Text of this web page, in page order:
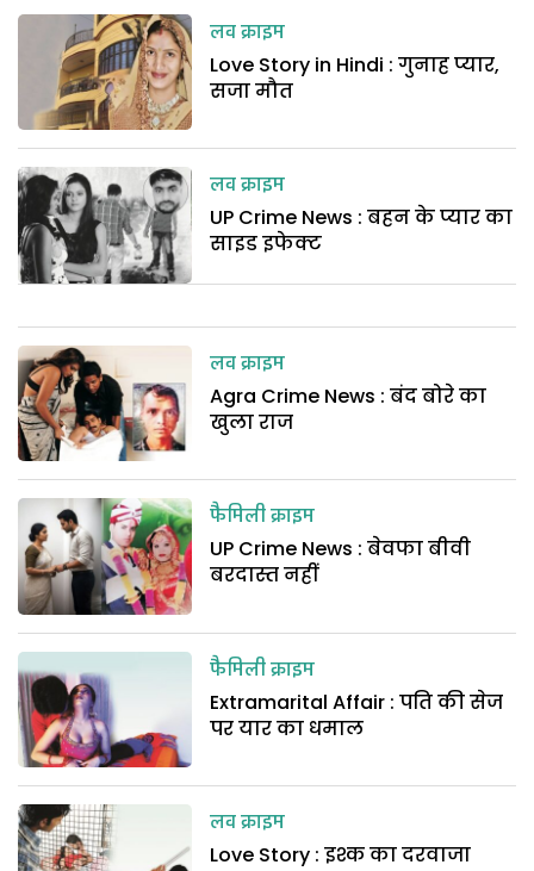
लव क्राइम
Love Story in Hindi : गुनाह प्यार,
सजा मौत
लव क्राइम
UP Crime News : बहन के प्यार का
साइड इफेक्ट
लव क्राइम
Agra Crime News : बंद बोरे का
खुला राज
फैमिली क्राइम
UP Crime News : बेवफा बीवी
बरदास्त नहीं
फैमिली क्राइम
Extramarital Affair : पति की सेज
पर यार का धमाल
लव क्राइम
Love Story : इश्क का दरवाजा